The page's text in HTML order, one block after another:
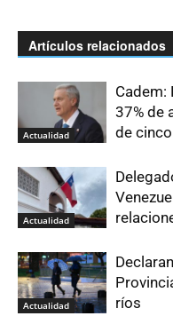
Artículos relacionados
Actualidad
Cadem:
37% de
de
Actualidad
Actualidad
ríos